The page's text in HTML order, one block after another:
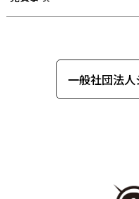
一般社団法